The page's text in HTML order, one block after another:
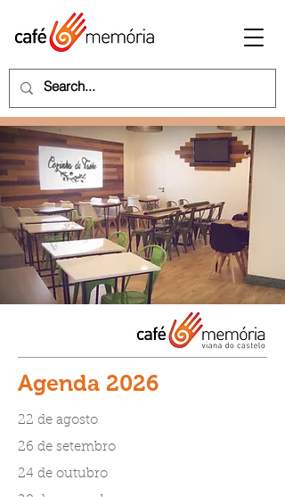
Agenda 2026
22 de agosto
26 de setembro
24 de outubro